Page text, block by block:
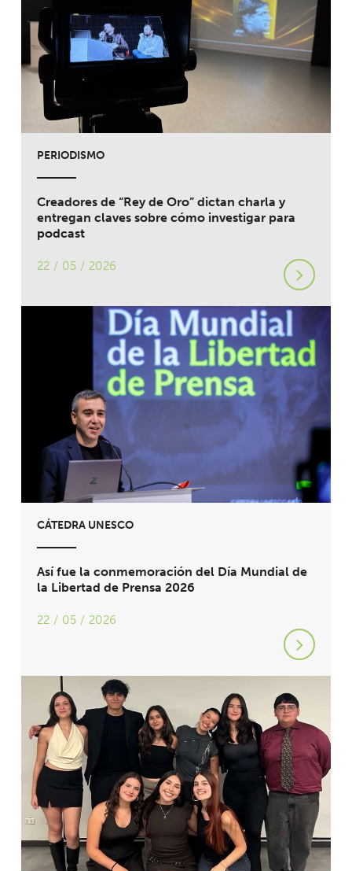
PERIODISMO
Creadores de “Rey de Oro” dictan charla y
entregan claves sobre cómo investigar para
podcast
22 / 05 / 2026
CÁTEDRA UNESCO
Así fue la conmemoración del Día Mundial de
la Libertad de Prensa 2026
22 / 05 / 2026